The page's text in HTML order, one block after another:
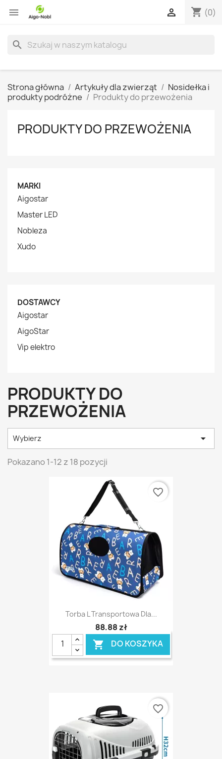
 shopping_cart (0)

search
Strona główna Artykuły dla zwierząt
Nosidełka i
produkty podróżne
Produkty do przewożenia
PRODUKTY DO PRZEWOŻENIA
MARKI
Aigostar
Master LED
Nobleza
Xudo
DOSTAWCY
Aigostar
AigoStar
Vip elektro
PRODUKTY DO
PRZEWOŻENIA
Wybierz 
Pokazano 1-12 z 18 pozycji
Torba L Transportowa Dla...
88,88 zł
 DO KOSZYKA
favorite_border
favorite_border